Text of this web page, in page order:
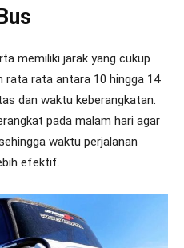
memiliki jarak yang cukup
rata rata antara 10 hingga 14
dan waktu keberangkatan.
pada malam hari agar
waktu perjalanan
efektif.